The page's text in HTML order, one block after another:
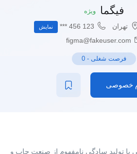
فیگما ویژه
تهران 123 456 *** نمایش
فرصت شغلی -
0
خصوصی
با تولید سادگی نامفهوم از صنعت چاپ و